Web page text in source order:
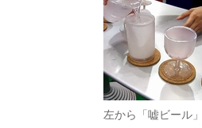
左から「嘘ビール